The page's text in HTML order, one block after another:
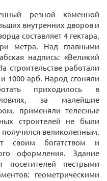
резной каменной
внутренних дворов и
составляет 4 гектара,
метра. Над главными
надпись: «Великий
строительстве работали
1000 арб. Народ сгоняли
приходилось в
за малейшие
применяли телесные
строителей не были
великолепным.
богатством и
оформления. Здание
посетителей пестрыми
геометрическими